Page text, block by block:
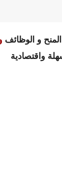
المنح و الوظائف
واقتصادية